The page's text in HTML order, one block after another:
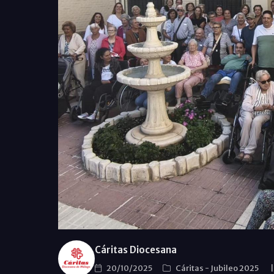
Cáritas Diocesana
20/10/2025 Cáritas - Jubileo 2025